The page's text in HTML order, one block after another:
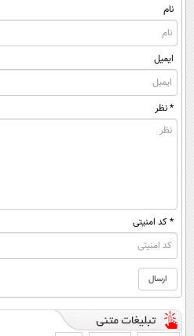
نام
ایمیل
* نظر
* کد امنیتی